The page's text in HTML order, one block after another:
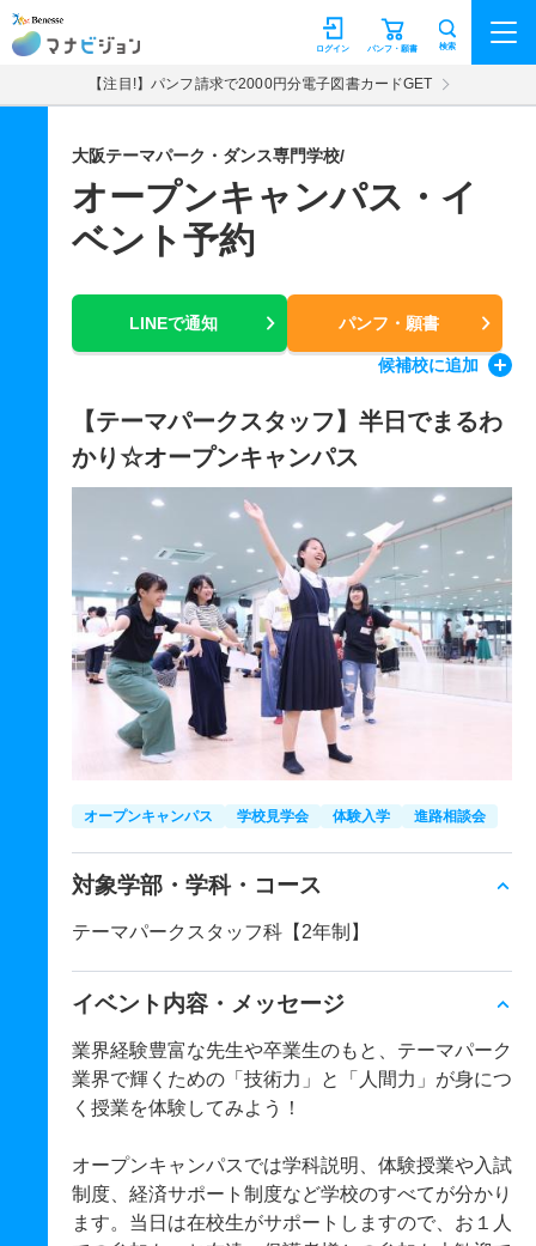
マナビジョン パンフ・願書
ログイン 検索
【注目!】パンフ請求で2000円分電子図書カードGET
大阪テーマパーク・ダンス専門学校/
オープンキャンパス・イ
ベント予約
LINEで通知 パンフ・願書
候補校に追加
【テーマパークスタッフ】半日でまるわ
かり☆オープンキャンパス
オープンキャンパス 学校見学会 体験入学 進路相談会
対象学部・学科・コース
テーマパークスタッフ科【2年制】
イベント内容・メッセージ
業界経験豊富な先生や卒業生のもと、テーマパーク
業界で輝くための「技術力」と「人間力」が身につ
く授業を体験してみよう！
オープンキャンパスでは学科説明、体験授業や入試
制度、経済サポート制度など学校のすべてが分かり
ます。当日は在校生がサポートしますので、お１人